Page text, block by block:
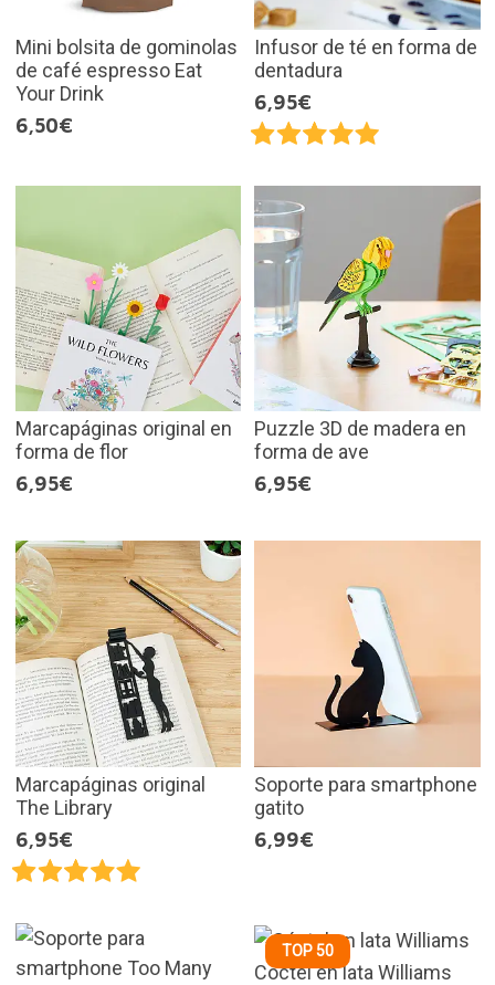
Mini bolsita de gominolas
de café espresso Eat
Your Drink
6,50€
Infusor de té en forma de
dentadura
6,95€
Marcapáginas original en
forma de flor
6,95€
Puzzle 3D de madera en
forma de ave
6,95€
Marcapáginas original
The Library
6,95€
Soporte para smartphone
gatito
6,99€
TOP 50
Cóctel en lata Williams